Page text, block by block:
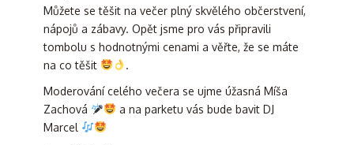
Můžete se těšit na večer plný skvělého občerstvení,
nápojů a zábavy. Opět jsme pro vás připravili
tombolu s hodnotnými cenami a věřte, že se máte
na co těšit
.
Moderování celého večera se ujme úžasná Míša
Zachová
a na parketu vás bude bavit DJ
Marcel